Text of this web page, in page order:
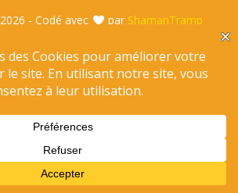
2026 - Codé avec par ShamanTramp